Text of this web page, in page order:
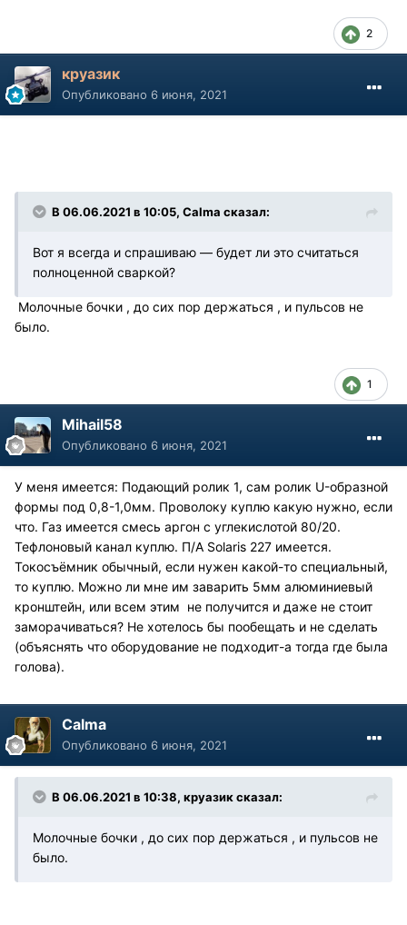
2
круазик
Опубликовано 6 июня, 2021
В 06.06.2021 в 10:05, Calma сказал:
Вот я всегда и спрашиваю — будет ли это считаться
полноценной сваркой?
Молочные бочки , до сих пор держаться , и пульсов не
было.
1
Mihail58
Опубликовано 6 июня, 2021
У меня имеется: Подающий ролик 1, сам ролик U-образной
формы под 0,8-1,0мм. Проволоку куплю какую нужно, если
что. Газ имеется смесь аргон с углекислотой 80/20.
Тефлоновый канал куплю. П/А Solaris 227 имеется.
Токосъёмник обычный, если нужен какой-то специальный,
то куплю. Можно ли мне им заварить 5мм алюминиевый
кронштейн, или всем этим не получится и даже не стоит
заморачиваться? Не хотелось бы пообещать и не сделать
(объяснять что оборудование не подходит-а тогда где была
голова).
Calma
Опубликовано 6 июня, 2021
В 06.06.2021 в 10:38, круазик сказал:
Молочные бочки , до сих пор держаться , и пульсов не
было.